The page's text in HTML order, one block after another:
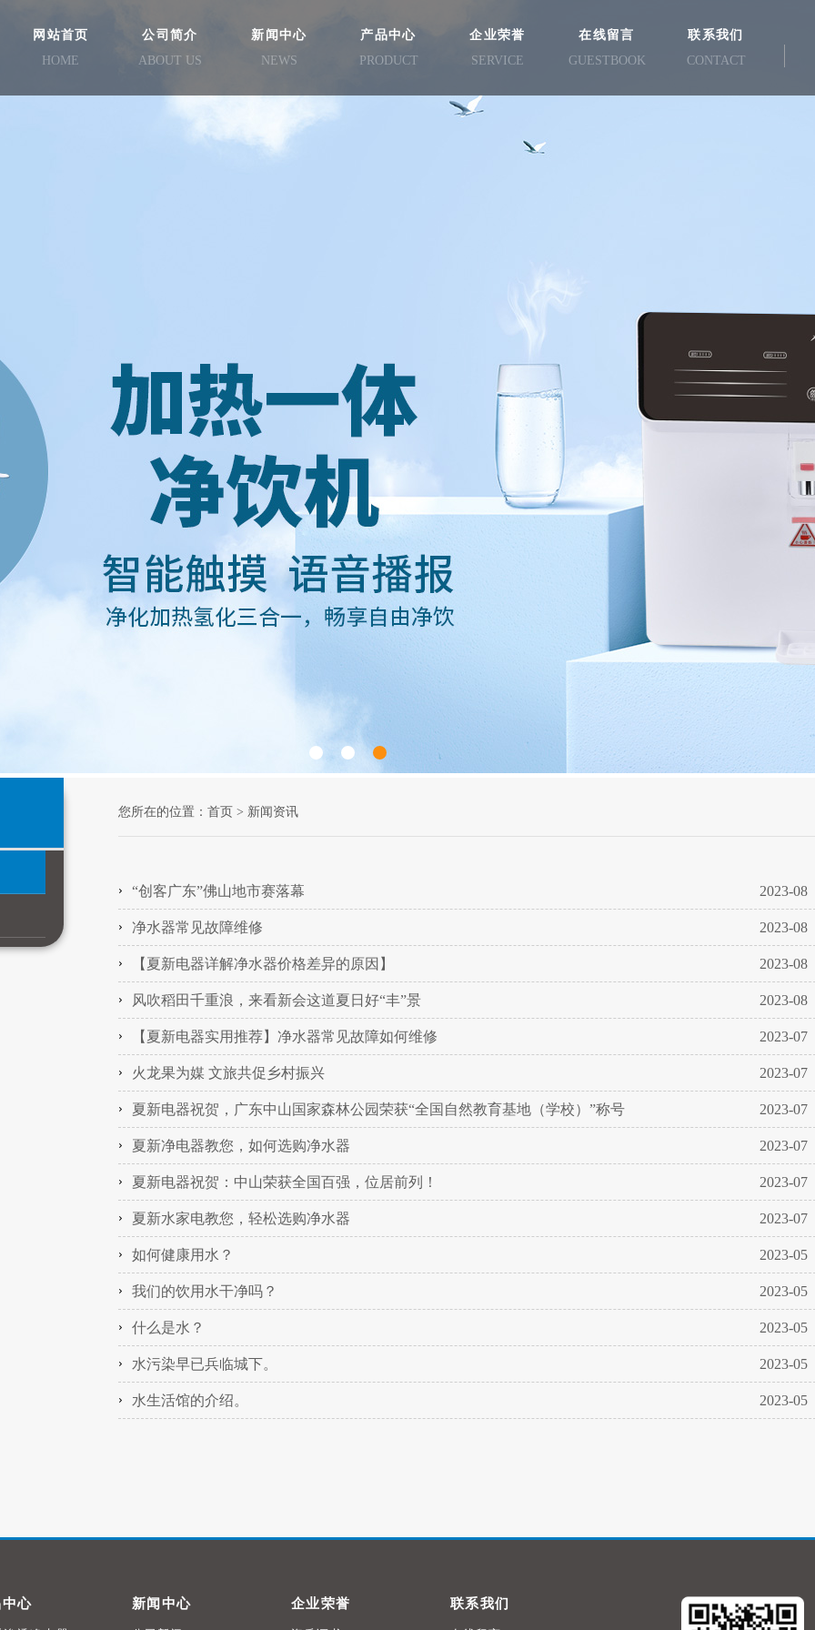
网站首页
HOME
公司简介
ABOUT US
新闻中心
NEWS
产品中心
PRODUCT
企业荣誉
SERVICE
在线留言
GUESTBOOK
联系我们
CONTACT
您所在的位置： 首页 > 新闻资讯
“创客广东”佛山地市赛落幕 2023-08
净水器常见故障维修 2023-08
​【夏新电器详解净水器价格差异的原因】 2023-08
风吹稻田千重浪，来看新会这道夏日好“丰”景 2023-08
【夏新电器实用推荐】净水器常见故障如何维修 2023-07
火龙果为媒 文旅共促乡村振兴 2023-07
夏新电器祝贺，广东中山国家森林公园荣获“全国自然教育基地（学校）”称号 2023-07
夏新净电器教您，如何选购净水器 2023-07
夏新电器祝贺：中山荣获全国百强，位居前列！ 2023-07
夏新水家电教您，轻松选购净水器 2023-07
如何健康用水？ 2023-05
我们的饮用水干净吗？ 2023-05
什么是水？ 2023-05
水污染早已兵临城下。 2023-05
水生活馆的介绍。 2023-05
心 新闻中心 企业荣誉 联系我们